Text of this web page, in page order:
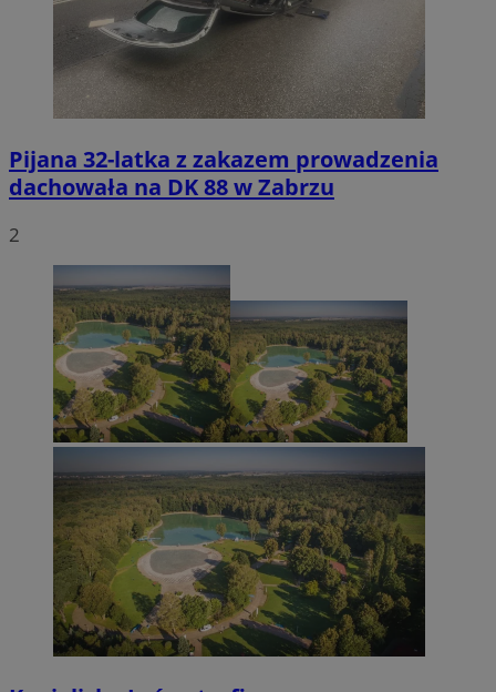
Pijana 32-latka z zakazem prowadzenia
dachowała na DK 88 w Zabrzu
2